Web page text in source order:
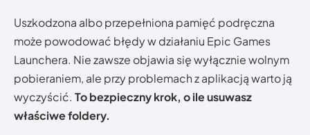
Uszkodzona albo przepełniona pamięć podręczna
może powodować błędy w działaniu Epic Games
Launchera. Nie zawsze objawia się wyłącznie wolnym
pobieraniem, ale przy problemach z aplikacją warto ją
wyczyścić. To bezpieczny krok, o ile usuwasz
właściwe foldery.